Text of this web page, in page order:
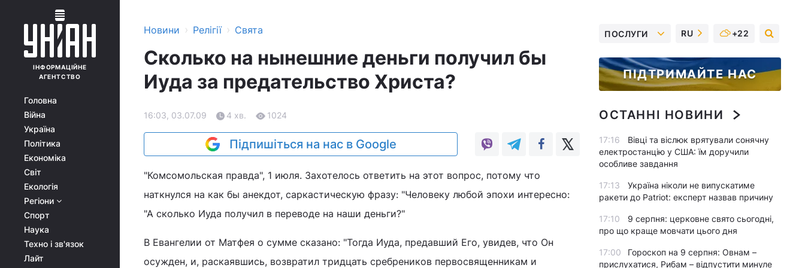
ІНФОРМАЦІЙНЕ
АГЕНТСТВО
Головна
Війна
Україна
Політика
Економіка
Світ
Екологія
Регіони
Спорт
Наука
Техно і зв'язок
Лайт
Новини › Релігії › Свята
Сколько на нынешние деньги получил бы
Иуда за предательство Христа?
16:03, 03.07.09 4 хв. 1024
Підпишіться на нас в Google
"Комсомольская правда", 1 июля. Захотелось ответить на этот вопрос, потому что
наткнулся на как бы анекдот, саркастическую фразу: "Человеку любой эпохи интересно:
"А сколько Иуда получил в переводе на наши деньги?"
В Евангелии от Матфея о сумме сказано: "Тогда Иуда, предавший Его, увидев, что Он
осужден, и, раскаявшись, возвратил тридцать сребреников первосвященникам и
ПОСЛУГИ RU +22
ПІДТРИМАЙТЕ НАС
ОСТАННІ НОВИНИ
17:16
Вівці та віслюк врятували сонячну
електростанцію у США: їм доручили
особливе завдання
17:13
Україна ніколи не випускатиме
ракети до Patriot: експерт назвав причину
17:10
9 серпня: церковне свято сьогодні,
про що краще мовчати цього дня
17:00
Гороскоп на 9 серпня: Овнам –
прислухатися, Рибам – відпустити минуле